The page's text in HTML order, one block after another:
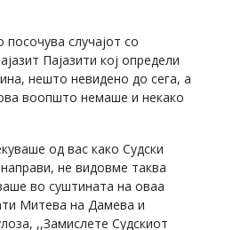
случајот со
Пајазити кој определи
нешто невидено до сега, а
воопшто немаше и некако
од вас како Судски
не видовме таква
во суштината на оваа
Митева на Дамева и
,,Замислете Судскиот